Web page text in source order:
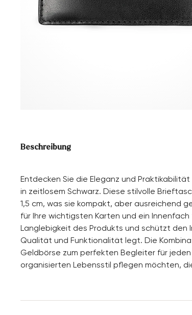
Beschreibung
Entdecken Sie die Eleganz und
in zeitlosem Schwarz. Diese stilvolle
1,5 cm, was sie kompakt, aber ausreichend
für Ihre wichtigsten Karten und ein
Langlebigkeit des Produkts und schützt den
Qualität und Funktionalität legt. Die
Geldbörse zum perfekten Begleiter für
organisierten Lebensstil pflegen möchten,